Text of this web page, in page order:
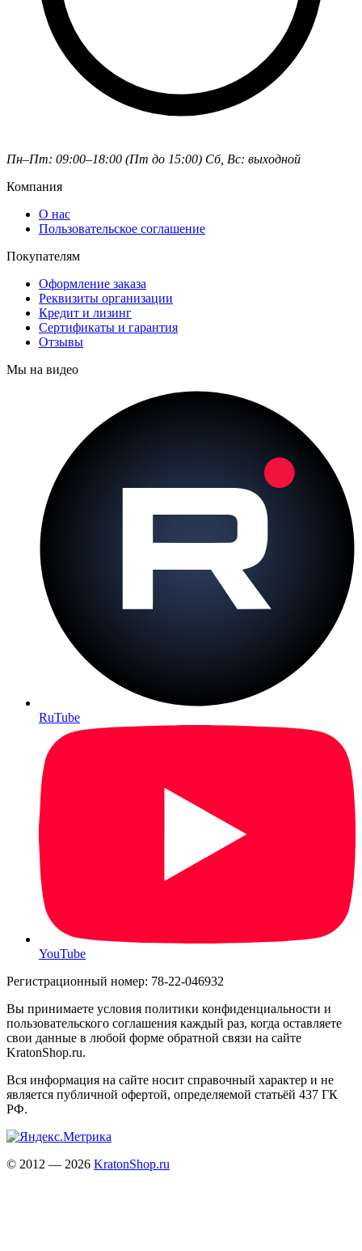
Пн–Пт: 09:00–18:00 (Пт до 15:00) Сб, Вс: выходной
Компания
О нас
Пользовательское соглашение
Покупателям
Оформление заказа
Реквизиты организации
Кредит и лизинг
Сертификаты и гарантия
Отзывы
Мы на видео
RuTube
YouTube
Регистрационный номер: 78-22-046932
Вы принимаете условия политики конфиденциальности и
пользовательского соглашения каждый раз, когда оставляете
свои данные в любой форме обратной связи на сайте
KratonShop.ru.
Вся информация на сайте носит справочный характер и не
является публичной офертой, определяемой статьёй 437 ГК
РФ.
© 2012 — 2026 KratonShop.ru